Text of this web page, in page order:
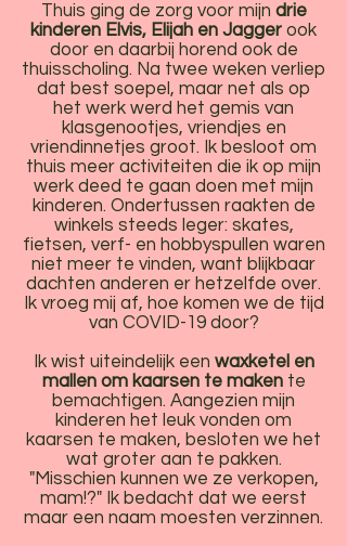
Thuis ging de zorg voor mijn drie
kinderen Elvis, Elijah en Jagger ook
door en daarbij horend ook de
thuisscholing. Na twee weken verliep
dat best soepel, maar net als op
het werk werd het gemis van
klasgenootjes, vriendjes en
vriendinnetjes groot. Ik besloot om
thuis meer activiteiten die ik op mijn
werk deed te gaan doen met mijn
kinderen. Ondertussen raakten de
winkels steeds leger: skates,
fietsen, verf- en hobbyspullen waren
niet meer te vinden, want blijkbaar
dachten anderen er hetzelfde over.
Ik vroeg mij af, hoe komen we de tijd
van COVID-19 door?
Ik wist uiteindelijk een waxketel en
mallen om kaarsen te makente
bemachtigen. Aangezien mijn
kinderen het leuk vonden om
kaarsen te maken, besloten we het
wat groter aan te pakken.
"Misschien kunnen we ze verkopen,
mam!?" Ik bedacht dat we eerst
maar een naam moesten verzinnen.